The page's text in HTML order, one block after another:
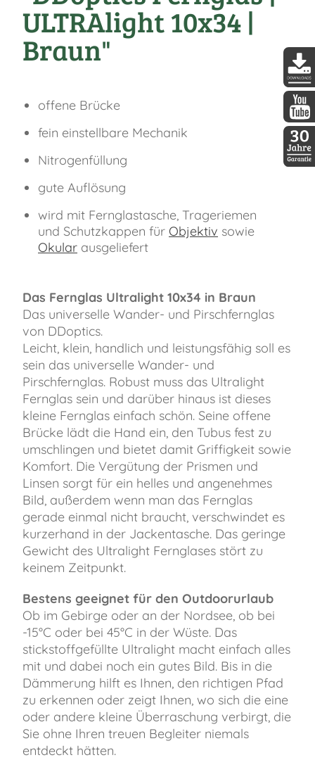
ULTRAlight 10x34 |
Braun"
offene Brücke
fein einstellbare Mechanik
Nitrogenfüllung
gute Auflösung
wird mit Fernglastasche, Trageriemen
und Schutzkappen für Objektiv sowie
Okular ausgeliefert
Das Fernglas Ultralight 10x34 in Braun
Das universelle Wander- und Pirschfernglas
von DDoptics.
Leicht, klein, handlich und leistungsfähig soll es
sein das universelle Wander- und
Pirschfernglas. Robust muss das Ultralight
Fernglas sein und darüber hinaus ist dieses
kleine Fernglas einfach schön. Seine offene
Brücke lädt die Hand ein, den Tubus fest zu
umschlingen und bietet damit Griffigkeit sowie
Komfort. Die Vergütung der Prismen und
Linsen sorgt für ein helles und angenehmes
Bild, außerdem wenn man das Fernglas
gerade einmal nicht braucht, verschwindet es
kurzerhand in der Jackentasche. Das geringe
Gewicht des Ultralight Fernglases stört zu
keinem Zeitpunkt.
Bestens geeignet für den Outdoorurlaub
Ob im Gebirge oder an der Nordsee, ob bei
-15°C oder bei 45°C in der Wüste. Das
stickstoffgefüllte Ultralight macht einfach alles
mit und dabei noch ein gutes Bild. Bis in die
Dämmerung hilft es Ihnen, den richtigen Pfad
zu erkennen oder zeigt Ihnen, wo sich die eine
oder andere kleine Überraschung verbirgt, die
Sie ohne Ihren treuen Begleiter niemals
entdeckt hätten.